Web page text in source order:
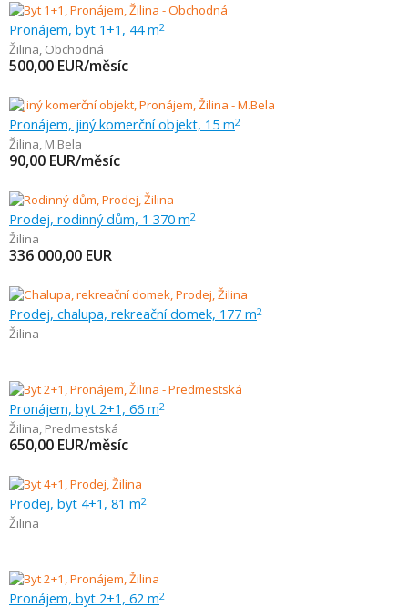
Pronájem, byt 1+1, 44 m2
Žilina, Obchodná
500,00 EUR/měsíc
Pronájem, jiný komerční objekt, 15 m2
Žilina, M.Bela
90,00 EUR/měsíc
Prodej, rodinný dům, 1 370 m2
Žilina
336 000,00 EUR
Prodej, chalupa, rekreační domek, 177 m2
Žilina
Pronájem, byt 2+1, 66 m2
Žilina, Predmestská
650,00 EUR/měsíc
Prodej, byt 4+1, 81 m2
Žilina
Pronájem, byt 2+1, 62 m2